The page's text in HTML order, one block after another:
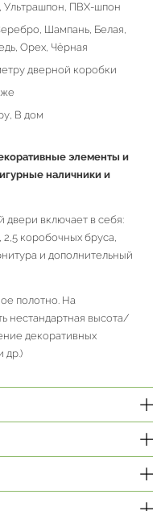
Ультрашпон, ПВХ-шпон
Шампань, Белая,
Орех, Чёрная
дверной коробки
В дом
элементы и
наличники и
включает в себя:
2,5 коробочных бруса,
и дополнительный
полотно. На
нестандартная высота/
декоративных
др.)